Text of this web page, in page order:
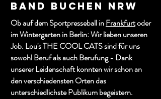
Band buchen NRW
Ob auf dem Sportpresseball inFrankfurtoder
im Wintergarten in Berlin: Wir lieben unseren
Job. Lou's THE COOL CATS sind für uns
sowohl Beruf als auch Berufung - Dank
unserer Leidenschaft konnten wir schon an
den verschiedensten Orten das
unterschiedlichste Publikum begeistern.